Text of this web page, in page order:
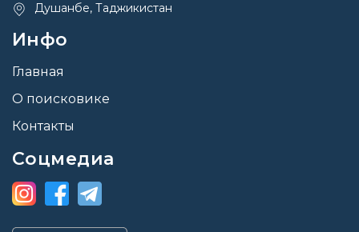
Душанбе, Таджикистан
Инфо
Главная
О поисковике
Контакты
Соцмедиа